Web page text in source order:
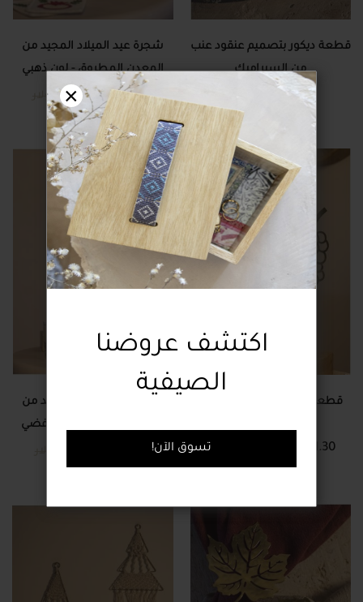
اكتشف عروضنا
الصيفية
!تسوق الآن
×
قطعة ديكور بتصميم عنقود عنب
من السيراميك
29.00 دولار
شجرة عيد الميلاد المجيد من
المعدن المطروق - لون ذهبي
23.40 دولار 78.00 دولار
قطعة ديكور بتصميم عنقودي
21.30 دولار
شجرة عيد الميلاد المجيد من
المعدن المطروق - لون فضي
17.10 دولار